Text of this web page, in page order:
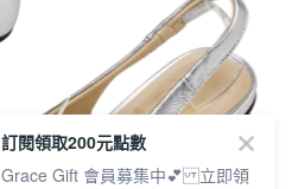
訂閱領取200元點數
Grace Gift 會員募集中💕 立即領